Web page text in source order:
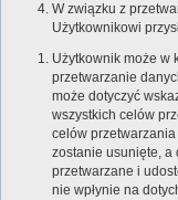
W związku z
Użytkownikowi
Użytkownik może w
przetwarzanie
może dotyczyć
wszystkich celów
celów
zostanie usunięte, a
przetwarzane i
nie wpłynie na